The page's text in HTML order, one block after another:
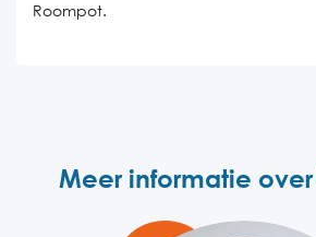
Roompot.
Meer informatie